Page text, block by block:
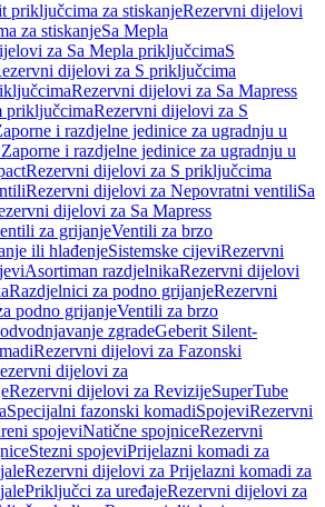
priključcima za stiskanjeRezervni dijelovi
za stiskanjeSa Mepla
za Sa Mepla priključcimaS
dijelovi za S priključcima
Rezervni dijelovi za Sa Mapress
priključcimaRezervni dijelovi za S
i razdjelne jedinice za ugradnju u
i razdjelne jedinice za ugradnju u
Rezervni dijelovi za S priključcima
Rezervni dijelovi za Nepovratni ventiliSa
dijelovi za Sa Mapress
za grijanjeVentili za brzo
ili hlađenjeSistemske cijeviRezervni
Asortiman razdjelnikaRezervni dijelovi
Razdjelnici za podno grijanjeRezervni
podno grijanjeVentili za brzo
zgradeGeberit Silent-
Rezervni dijelovi za Fazonski
dijelovi za
Rezervni dijelovi za RevizijeSuperTube
Specijalni fazonski komadiSpojeviRezervni
spojeviNatične spojniceRezervni
Stezni spojeviPrijelazni komadi za
Rezervni dijelovi za Prijelazni komadi za
Priključci za uređajeRezervni dijelovi za